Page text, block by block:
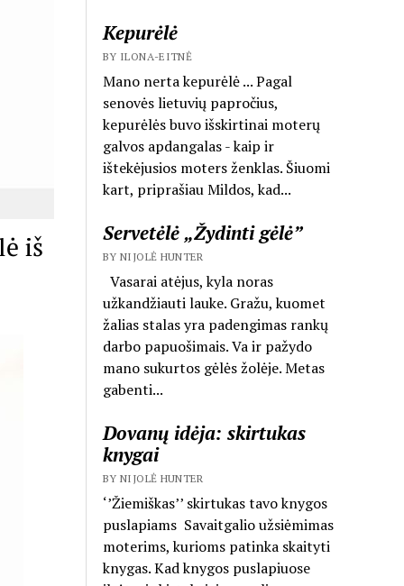
iš
Kepurėlė
BY ILONA-EITNĖ
Mano nerta kepurėlė ... Pagal
senovės lietuvių papročius,
kepurėlės buvo išskirtinai moterų
galvos apdangalas - kaip ir
ištekėjusios moters ženklas. Šiuomi
kart, priprašiau Mildos, kad...
Servetėlė „Žydinti gėlė”
BY NIJOLĖ HUNTER
Vasarai atėjus, kyla noras
užkandžiauti lauke. Gražu, kuomet
žalias stalas yra padengimas rankų
darbo papuošimais. Va ir pažydo
mano sukurtos gėlės žolėje. Metas
gabenti...
Dovanų idėja: skirtukas
knygai
BY NIJOLĖ HUNTER
‘’Žiemiškas’’ skirtukas tavo knygos
puslapiams Savaitgalio užsiėmimas
moterims, kurioms patinka skaityti
knygas. Kad knygos puslapiuose